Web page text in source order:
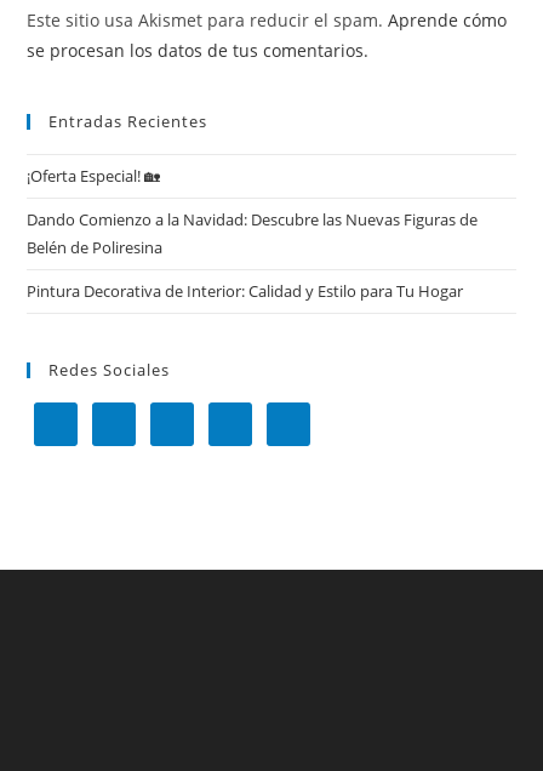
comentar
web
(opcional)
Este sitio usa Akismet para reducir el spam.Aprende cómo
se procesan los datos de tus comentarios.
Entradas Recientes
¡Oferta Especial! 🏡
Dando Comienzo a la Navidad: Descubre las Nuevas Figuras de
Belén de Poliresina
Pintura Decorativa de Interior: Calidad y Estilo para Tu Hogar
Redes Sociales